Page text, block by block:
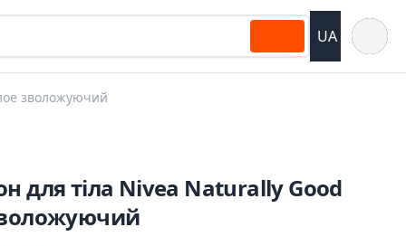
UA
зволожуючий
для тіла Nivea Naturally Good